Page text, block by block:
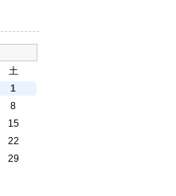
土
1
8
15
22
29